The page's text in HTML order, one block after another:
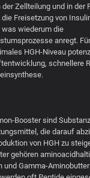
Zellteilung und in der
Freisetzung von
was wiederum die
anregt.
HGH-Niveau
schnellere
Booster sind
die darauf
von HGH zu
gehören
und Gamma-